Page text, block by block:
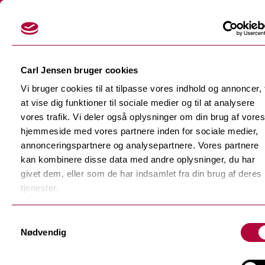
Carl Jensen bruger cookies
Vi bruger cookies til at tilpasse vores indhold og annoncer,
at vise dig funktioner til sociale medier og til at analysere
vores trafik. Vi deler også oplysninger om din brug af vores
hjemmeside med vores partnere inden for sociale medier,
annonceringspartnere og analysepartnere. Vores partnere
kan kombinere disse data med andre oplysninger, du har
givet dem, eller som de har indsamlet fra din brug af deres
tjenester.
Nødvendig
Skærefolier
Tilbage
Dekorationsfolier
Tilbage
Støbte dekorationsfolier
Monomere dekorationsfolie